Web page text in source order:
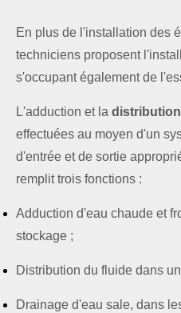
En plus de l'installation des
techniciens proposent
s'occupant également de
L'adduction et la
effectuées au moyen d'un
d'entrée et de sortie
remplit trois fonctions :
Adduction d'eau chaude et
stockage ;
Distribution du fluide dans
Drainage d'eau sale, dans